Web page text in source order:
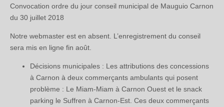
Convocation ordre du jour conseil municipal de Mauguio Carnon
du 30 juillet 2018
Notre webmaster est en absent. L’enregistrement du conseil
sera mis en ligne fin août.
Décisions municipales : Les attributions des concessions
à Carnon à deux commerçants ambulants qui posent
problème : Le Miam-Miam à Carnon Ouest et le snack
parking le Suffren à Carnon-Est. Ces deux commerçants